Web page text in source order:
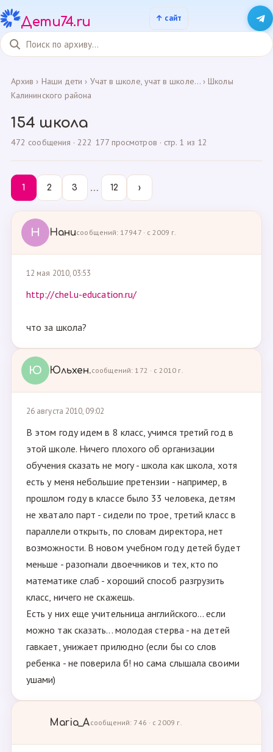
Дети74.ru
Архив › Наши дети › Учат в школе, учат в школе...› Школы
Калининского района
154 школа
472 сообщения · 222 177 просмотров · стр. 1 из 12
1 2 3 … 12 ›
Н Нанисообщений: 17947 · с 2009 г.
12 мая 2010, 03:53
http://chel.u-education.ru/
что за школа?
Ю Юльхен.сообщений: 172 · с 2010 г.
26 августа 2010, 09:02
В этом году идем в 8 класс, учимся третий год в
этой школе. Ничего плохого об организации
обучения сказать не могу - школа как школа, хотя
есть у меня небольшие претензии - например, в
прошлом году в классе было 33 человека, детям
не хватало парт - сидели по трое, третий класс в
параллели открыть, по словам директора, нет
возможности. В новом учебном году детей будет
меньше - разогнали двоечников и тех, кто по
математике слаб - хороший способ разгрузить
класс, ничего не скажешь.
Есть у них еще учительница английского... если
можно так сказать... молодая стерва - на детей
гавкает, унижает прилюдно (если бы со слов
ребенка - не поверила б! но сама слышала своими
ушами)
Maria_Aсообщений: 746 · с 2009 г.